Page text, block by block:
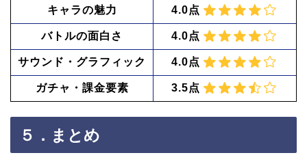
キャラの魅力 4.0点
バトルの面白さ 4.0点
サウンド・グラフィック 4.0点
ガチャ・課金要素 3.5点
５．まとめ